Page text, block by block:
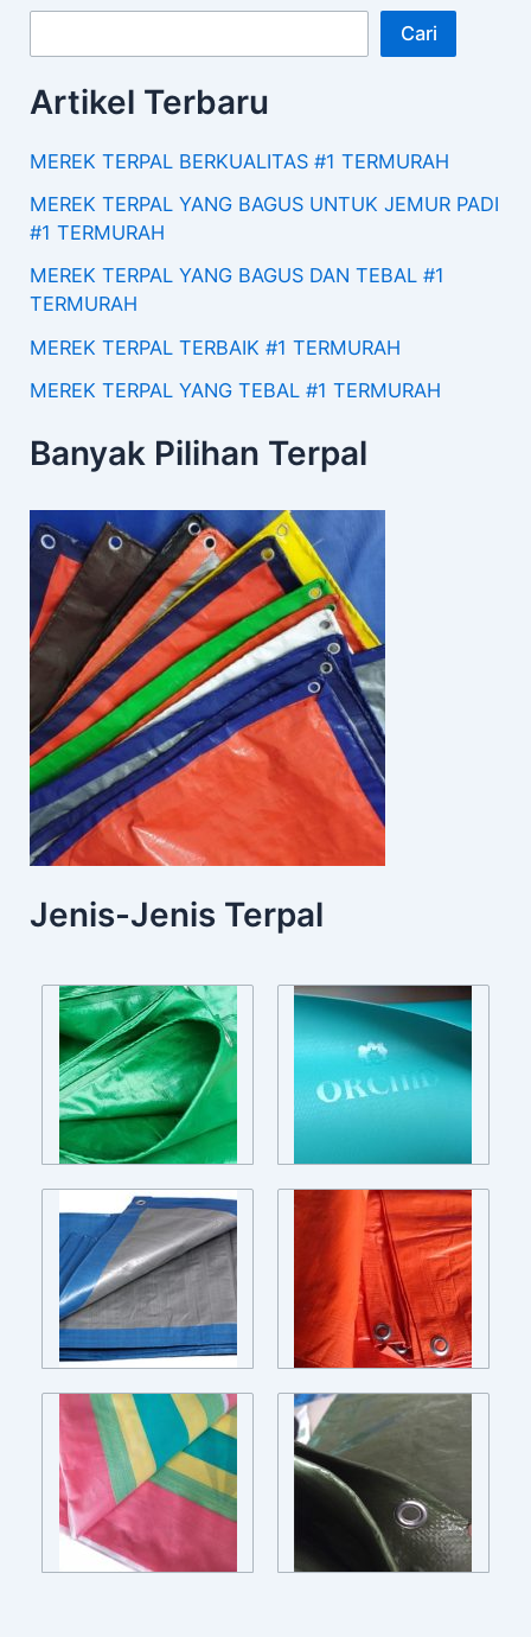
Cari
Artikel Terbaru
MEREK TERPAL BERKUALITAS #1 TERMURAH
MEREK TERPAL YANG BAGUS UNTUK JEMUR PADI
#1 TERMURAH
MEREK TERPAL YANG BAGUS DAN TEBAL #1
TERMURAH
MEREK TERPAL TERBAIK #1 TERMURAH
MEREK TERPAL YANG TEBAL #1 TERMURAH
Banyak Pilihan Terpal
Jenis-Jenis Terpal